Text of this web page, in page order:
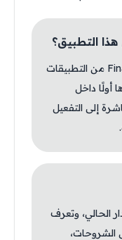
التطبيق؟
لأن Finance Go:Track Stocks,Forex من التطبيقات
أولًا داخل
إلى التفعيل
الحالي، وتعرف
الشروحات،